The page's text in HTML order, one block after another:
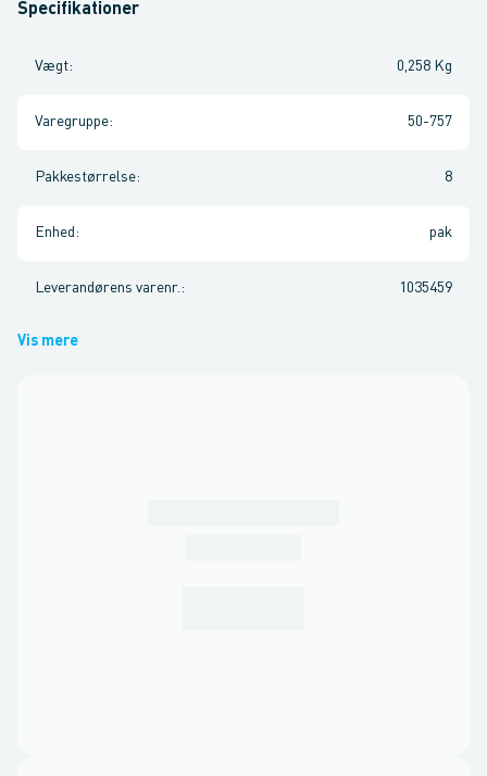
Specifikationer
Vægt: 0,258 Kg
Varegruppe: 50-757
Pakkestørrelse: 8
Enhed : pak
Leverandørens varenr. : 1035459
Vis mere